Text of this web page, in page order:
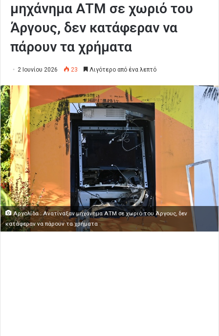
μηχάνημα ΑΤΜ σε χωριό του
Άργους, δεν κατάφεραν να
πάρουν τα χρήματα
2 Ιουνίου 2026 23 Λιγότερο από ένα λεπτό
Αργολίδα : Ανατίναξαν μηχάνημα ΑΤΜ σε χωριό του Άργους, δεν
κατάφεραν να πάρουν τα χρήματα